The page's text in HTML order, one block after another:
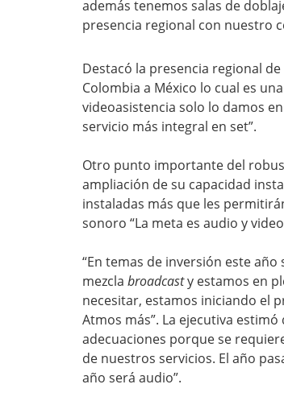
además tenemos salas de
presencia regional con nuestro
Destacó la presencia regional
Colombia a México lo cual es
videoasistencia solo lo damos
servicio más integral en set”.
Otro punto importante del
ampliación de su capacidad
instaladas más que les
sonoro “La meta es audio y
“En temas de inversión este
mezcla broadcasty estamos en
necesitar, estamos iniciando el
Atmos más”. La ejecutiva
adecuaciones porque se
de nuestros servicios. El año
año será audio”.